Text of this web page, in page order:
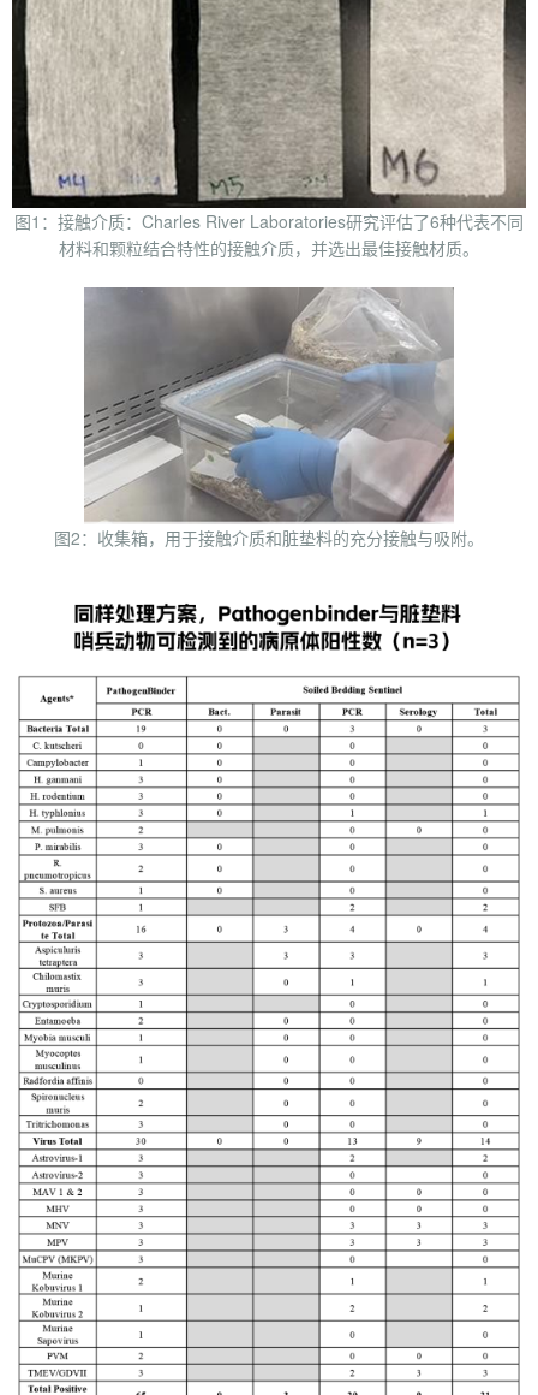
图1：接触介质：Charles River Laboratories研究评估了6种代表不同
材料和颗粒结合特性的接触介质，并选出最佳接触材质。
图2：收集箱，用于接触介质和脏垫料的充分接触与吸附。